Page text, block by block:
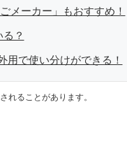
メーカー」もおすすめ！
？
用で使い分けができる！
れることがあります。